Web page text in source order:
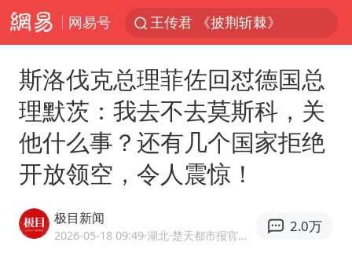
网易号
王传君 《披荆斩棘》
上海：5号线16号线浦江线全线停运
今日15时起福州地铁高架区段停运
国足U17与阿森纳决赛取消 并列冠军
王艺迪2-4不敌张本美和止步4强
2025年小学教师减少13.19万
王艺迪无缘横滨赛决赛
斯洛伐克总理菲佐回怼德国总
理默茨：我去不去莫斯科，关
他什么事？还有几个国家拒绝
开放领空，令人震惊！
极目新闻
2026-05-18 09:49·湖北 ·楚天都市报官方网易号
2.0万